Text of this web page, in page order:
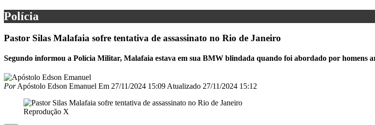
Polícia
Pastor Silas Malafaia sofre tentativa de assassinato no Rio de Janeiro
Segundo informou a Polícia Militar, Malafaia estava em sua BMW blindada quando foi abordado por homens
PorApóstolo Edson Emanuel Em 27/11/2024 15:09 Atualizado 27/11/2024 15:12
Reprodução X